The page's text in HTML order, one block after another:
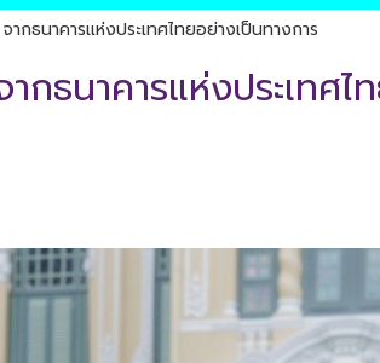
กธนาคารแห่งประเทศไทยอย่างเป็นทางการ
ธนาคารแห่งประเทศไ